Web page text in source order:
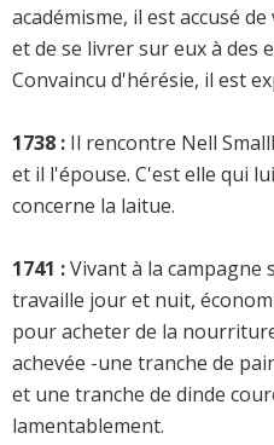
académisme, il est accusé
et de se livrer sur eux à des
Convaincu d'hérésie, il est
1738 : Il rencontre Nell
et il l'épouse. C'est elle qui
concerne la laitue.
1741 :Vivant à la
travaille jour et nuit,
pour acheter de la
achevée -une tranche de
et une tranche de dinde
lamentablement.